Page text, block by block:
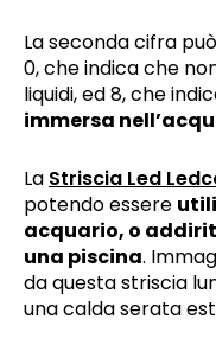
La seconda cifra
0, che indica che
liquidi, ed 8, che
immersa
La Striscia Led
potendo essere
acquario, o
una piscina.
da questa striscia
una calda serata